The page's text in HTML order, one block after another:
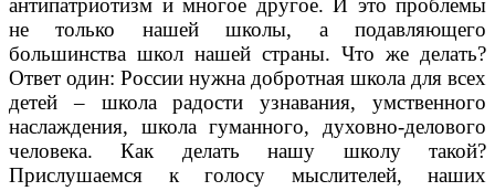
антипатриотизм и многое другое. И это проблемы
не только нашей школы, а подавляющего
большинства школ нашей страны. Что же делать?
Ответ один: России нужна добротная школа для всех
детей – школа радости узнавания, умственного
наслаждения, школа гуманного, духовно-делового
человека. Как делать нашу школу такой?
Прислушаемся к голосу мыслителей, наших